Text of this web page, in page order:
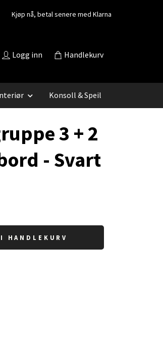
Kjøp nå, betal senere med Klarna
Logg inn Handlekurv
Konsoll & Speil
3 + 2
- Svart
HANDLEKURV